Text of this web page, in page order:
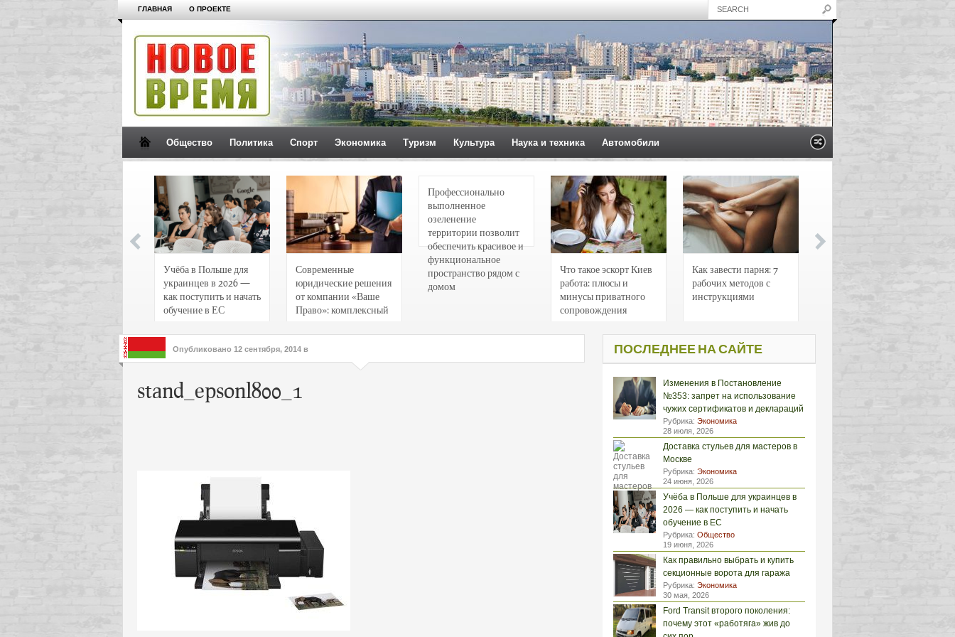
ГЛАВНАЯ О ПРОЕКТЕ
Общество Политика Спорт Экономика Туризм Культура Наука и техника Автомобили
Учёба в Польше для
украинцев в 2026 —
как поступить и начать
обучение в ЕС
Современные
юридические решения
от компании «Ваше
Право»: комплексный
интересов клиентов
Профессионально
выполненное
озеленение
территории позволит
обеспечить красивое и
функциональное
пространство рядом с
домом
Что такое эскорт Киев
работа: плюсы и
минусы приватного
сопровождения
Как завести парня: 7
рабочих методов с
инструкциями
Опубликовано 12 сентября, 2014 в
stand_epsonl800_1
ПОСЛЕДНЕЕ НА САЙТЕ
Изменения в Постановление
№353: запрет на использование
чужих сертификатов и деклараций
Рубрика: Экономика
28 июля, 2026
Доставка стульев для мастеров в
Москве
Рубрика: Экономика
24 июня, 2026
Учёба в Польше для украинцев в
2026 — как поступить и начать
обучение в ЕС
Рубрика: Общество
19 июня, 2026
Как правильно выбрать и купить
секционные ворота для гаража
Рубрика: Экономика
30 мая, 2026
Ford Transit второго поколения:
почему этот «работяга» жив до